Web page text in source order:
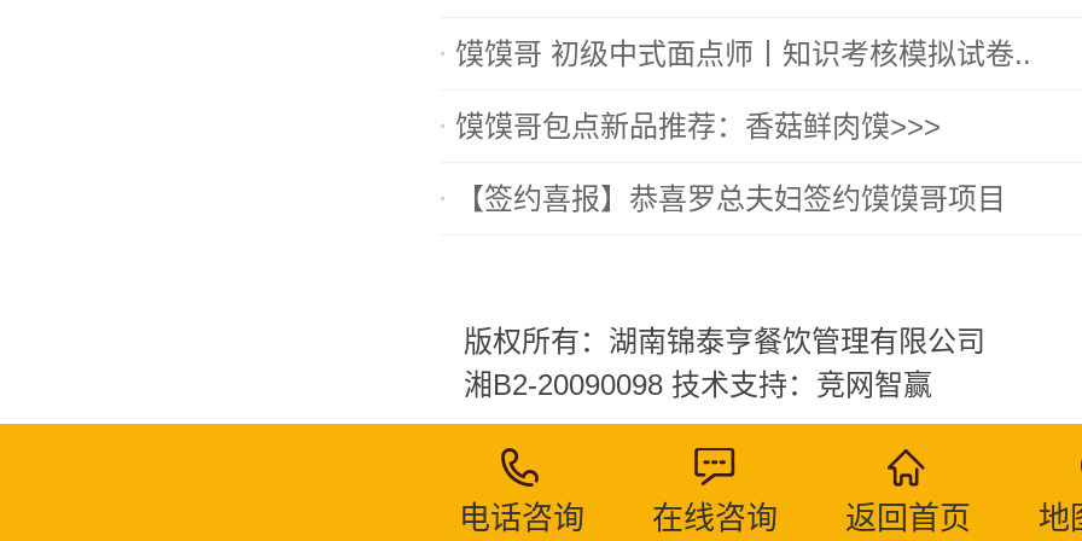
馍馍哥 初级中式面点师丨知识考核模拟试卷..
馍馍哥包点新品推荐：香菇鲜肉馍>>>
【签约喜报】恭喜罗总夫妇签约馍馍哥项目
版权所有：湖南锦泰亨餐饮管理有限公司
湘B2-20090098 技术支持： 竞网智赢
电话咨询 在线咨询 返回首页 地